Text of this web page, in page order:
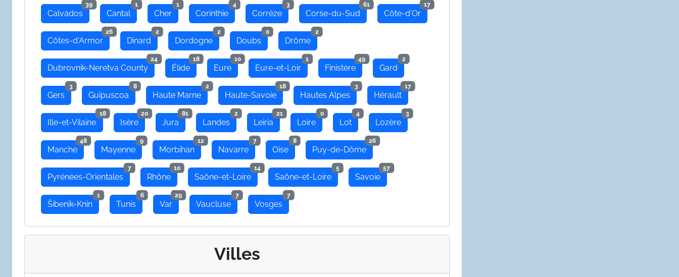
Calvados
39
Cantal
1
Cher
1
Corinthie
4
Corrèze
3
Corse-du-Sud
61
Côte-d'Or
17
Côtes-d'Armor
26
Dinard
2
Dordogne
2
Doubs
0
Drôme
2
Dubrovnik-Neretva County
24
Élide
18
Eure
10
Eure-et-Loir
1
Finistère
49
Gard
2
Gers
3
Guipuscoa
8
Haute Marne
2
Haute-Savoie
18
Hautes Alpes
3
Hérault
17
Ille-et-Vilaine
18
Isère
20
Jura
81
Landes
2
Leiria
21
Loire
0
Lot
4
Lozère
3
Manche
48
Mayenne
9
Morbihan
12
Navarre
7
Oise
8
Puy-de-Dôme
26
Pyrénées-Orientales
7
Rhône
10
Saône-et-Loire
14
Saône-et-Loire
5
Savoie
57
Šibenik-Knin
1
Tunis
6
Var
29
Vaucluse
7
Vosges
7
Villes